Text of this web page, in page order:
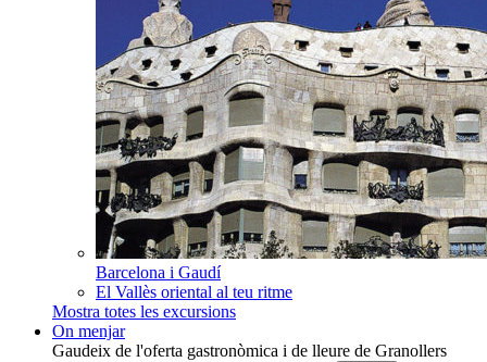
Barcelona i Gaudí
El Vallès oriental al teu ritme
Mostra totes les excursions
On menjar
Gaudeix de l'oferta gastronòmica i de lleure de Granollers